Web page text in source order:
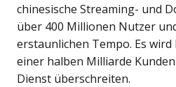
chinesische Streaming- und
über 400 Millionen Nutzer
erstaunlichen Tempo. Es wird
einer halben Milliarde
Dienst überschreiten.